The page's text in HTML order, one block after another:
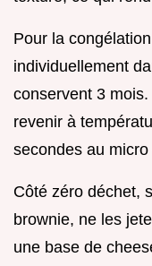
Pour la
individuellement
conservent 3
revenir à
secondes au micro
Côté zéro déchet,
brownie, ne les
une base de